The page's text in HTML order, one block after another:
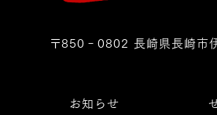
〒850‐0802 長崎県長崎市
お知らせ